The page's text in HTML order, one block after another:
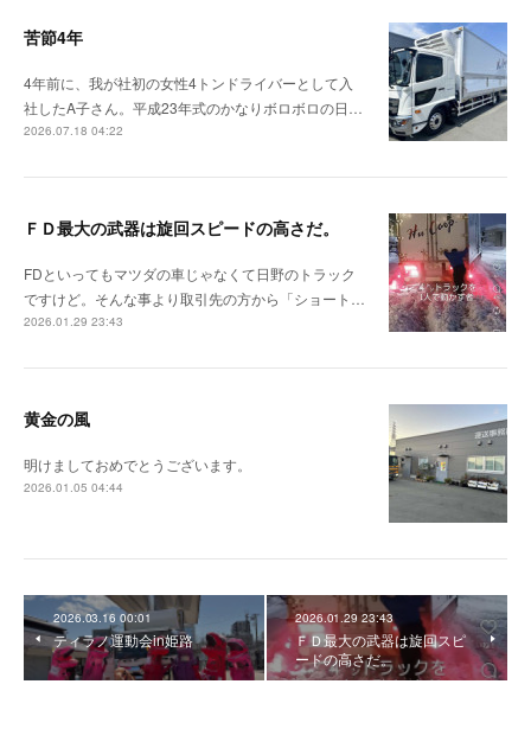
苦節4年
4年前に、我が社初の女性4トンドライバーとして入
社したA子さん。平成23年式のかなりボロボロの日…
2026.07.18 04:22
ＦＤ最大の武器は旋回スピードの高さだ。
FDといってもマツダの車じゃなくて日野のトラック
ですけど。そんな事より取引先の方から「ショート…
2026.01.29 23:43
黄金の風
明けましておめでとうございます。
2026.01.05 04:44
2026.03.16 00:01
ティラノ運動会in姫路
2026.01.29 23:43
ＦＤ最大の武器は旋回スピ
ードの高さだ。